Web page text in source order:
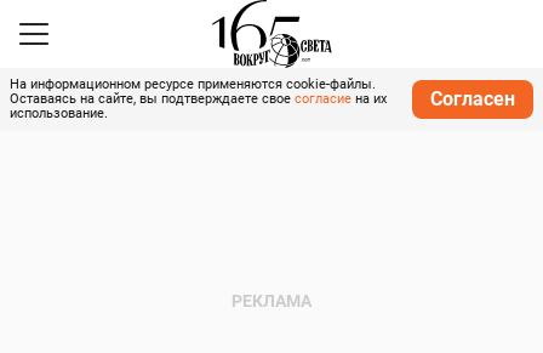
На информационном ресурсе применяются cookie-файлы.
Оставаясь на сайте, вы подтверждаете свое согласие на их
использование.
Согласен